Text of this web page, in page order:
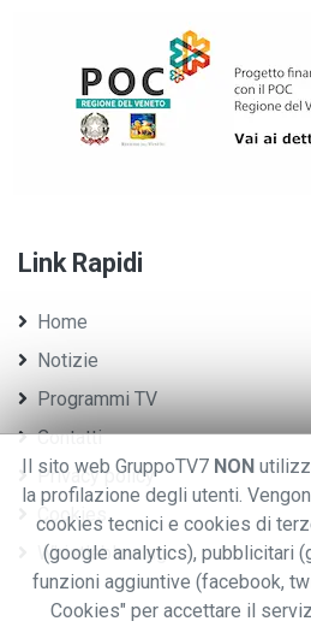
Link Rapidi
Home
Notizie
Programmi TV
Contatti
Privacy policy
Cookies
Whistleblowing
Il sito web GruppoTV7 NON
la profilazione degli utenti.
cookies tecnici e cookies di
(google analytics), pubblicitari
funzioni aggiuntive (facebook,
Cookies" per accettare il